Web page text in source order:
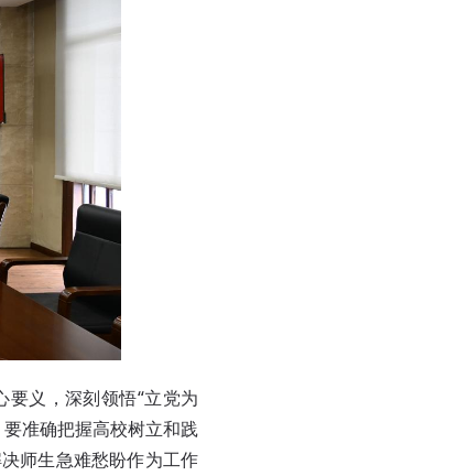
义，深刻领悟“立党为
要准确把握高校树立和践
师生急难愁盼作为工作